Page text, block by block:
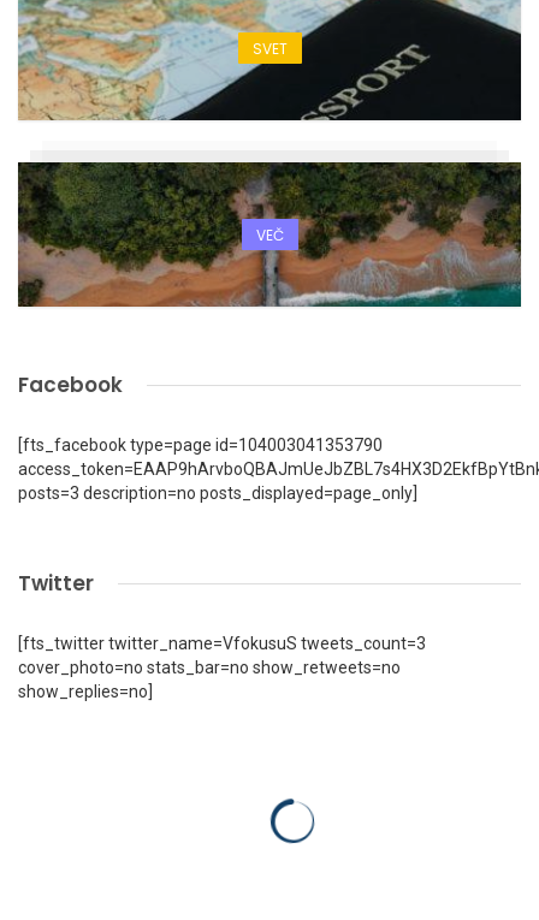
SVET
VEČ
Facebook
[fts_facebook type=page id=104003041353790
posts=3 description=no posts_displayed=page_only]
Twitter
[fts_twitter twitter_name=VfokusuS tweets_count=3
cover_photo=no stats_bar=no show_retweets=no
show_replies=no]